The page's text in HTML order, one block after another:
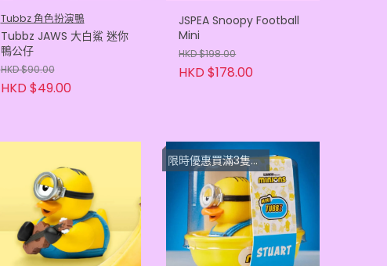
Tubbz 角色扮演鴨
Tubbz JAWS 大白鯊 迷你
鴨公仔
HKD $90.00
HKD $49.00
JSPEA Snoopy Football
Mini
HKD $198.00
HKD $178.00
限時優惠買滿3隻或以上每隻 $33.3